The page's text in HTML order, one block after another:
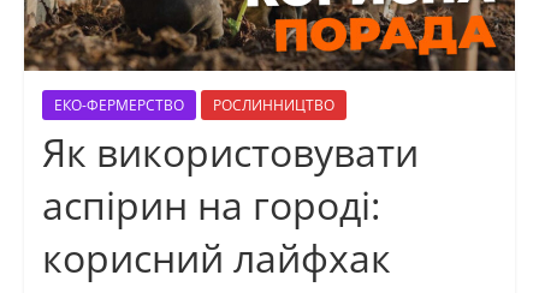
ЕКО-ФЕРМЕРСТВО РОСЛИННИЦТВО
Як використовувати
аспірин на городі:
корисний лайфхак